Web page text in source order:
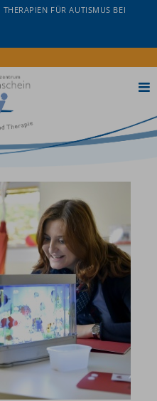
FÜR AUTISMUS BEI